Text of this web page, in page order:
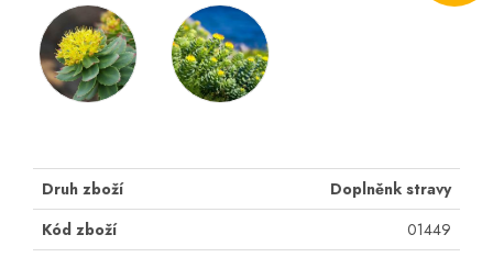
Druh zboží
Doplněnk stravy
Kód zboží
01449